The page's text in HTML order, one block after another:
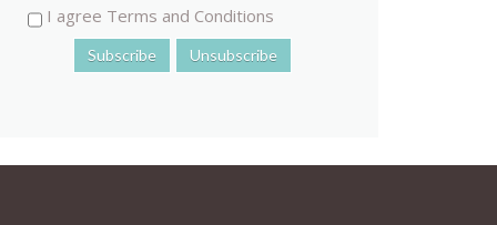
I agree Terms and Conditions